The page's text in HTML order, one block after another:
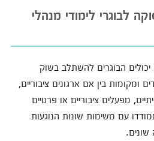
לבוגרי לימודי מנהלי
יכולים הבוגרים להשתלב בשוק
בין אם ארגונים ציבוריים,
מפעלים ציבוריים או פרטיים
עם משימות שונות הנוגעות
שונים.